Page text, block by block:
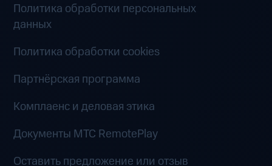
Политика обработки персональных
данных
Политика обработки cookies
Партнёрская программа
Комплаенс и деловая этика
Документы MTC RemotePlay
Оставить предложение или отзыв